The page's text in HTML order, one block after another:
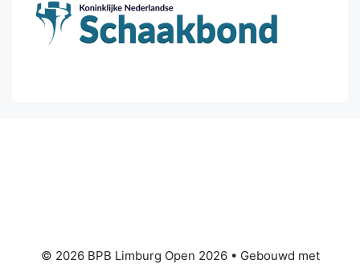
© 2026 BPB Limburg Open 2026• Gebouwd met